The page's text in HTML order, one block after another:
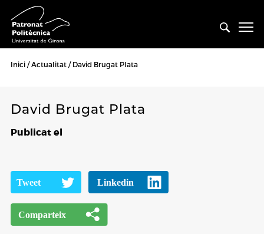
Inici Actualitat David Brugat Plata
David Brugat Plata
Publicat el